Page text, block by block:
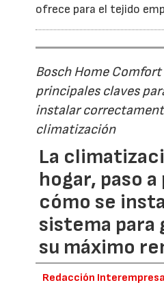
ofrece para el tejido
Bosch Home
principales claves
instalar
climatización
La
hogar, paso a
cómo se
sistema para
su máximo
Redacción